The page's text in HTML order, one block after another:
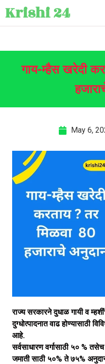
Krishi 24
गाय-म्हैस खरेदी
May 6,
राज्य सरकारने दुधाळ गायी व
दुग्धोत्पादनात वाढ होण्यासाठी
आहे.
सर्वसाधारण वर्गासाठी ५० %
जमाती साठी ५०% ते ७५%